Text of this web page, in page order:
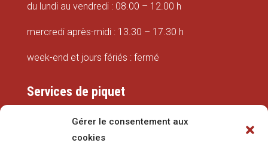
Gérer le consentement aux
cookies
du lundi au vendredi : 08.00 – 12.00 h
mercredi après-midi : 13.30 – 17.30 h
week-end et jours fériés : fermé
Services de piquet
079 337 66 42